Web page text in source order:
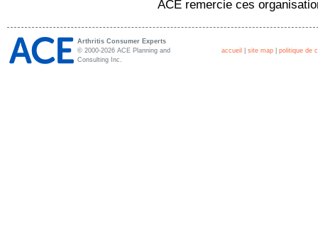
ACE remercie ces
Arthritis Consumer Experts
© 2000-2026 ACE Planning and
Consulting Inc.
accueil site map politique de